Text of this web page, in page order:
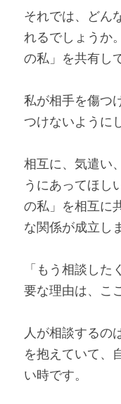
それでは、どん
れるでしょうか
の私」を共有し
私が相手を傷つ
つけないように
相互に、気遣い
うにあってほし
の私」を相互に
な関係が成立し
「もう相談し
要な理由は、こ
人が相談するの
を抱えていて、
い時です。